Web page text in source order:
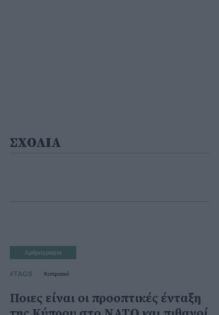
ΣΧΟΛΙΑ
Αρθρογραφία
#TAGS Κυπριακό
Ποιες είναι οι προοπτικές ένταξη